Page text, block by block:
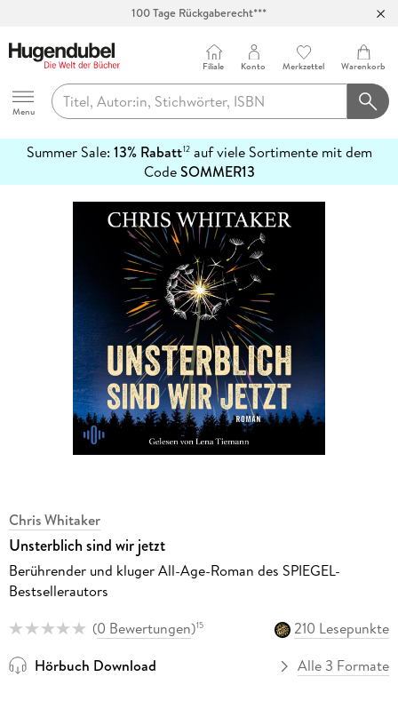
Hugendubel
Menu
Filiale Konto Merkzettel Warenkorb
Summer Sale: 13% Rabatt12auf viele Sortimente mit dem
CodeSOMMER13
erfahren
Chris Whitaker
Unsterblich sind wir jetzt
Berührender und kluger All-Age-Roman des SPIEGEL-
Bestsellerautors
(0 Bewertungen)15
210 Lesepunkte
Hörbuch Download
Alle 3 Formate